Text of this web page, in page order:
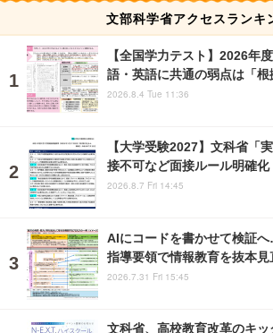
文部科学省アクセスランキ
【全国学力テスト】2026年
語・英語に共通の弱点は「根
2026.8.4 Tue 11:36
【大学受験2027】文科省「
接不可など面接ルール明確化
2026.8.7 Fri 14:45
AIにコードを書かせて検証
指導要領で情報教育を抜本見
2026.7.31 Fri 15:45
文科省、高校教育改革のキ